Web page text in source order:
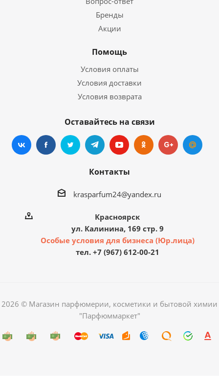
Бренды
Акции
Помощь
Условия оплаты
Условия доставки
Условия возврата
Оставайтесь на связи
Контакты
krasparfum24@yandex.ru
Красноярск
ул. Калинина, 169 стр. 9
Особые условия для бизнеса (Юр.лица)
тел. +7 (967) 612-00-21
2026 © Магазин парфюмерии, косметики и бытовой химии
"Парфюммаркет"